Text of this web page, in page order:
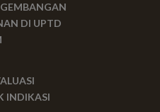
DI UPTD
INDIKASI